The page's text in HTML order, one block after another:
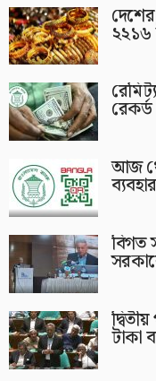
২২১৬
আজ
বিগত
টাকা